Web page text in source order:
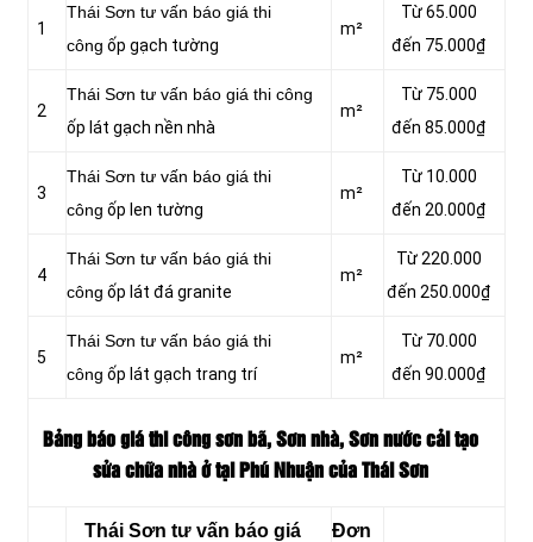
1
Thái Sơn tư vấn báo giá thi
công ốp gạch tường
m²
Từ 65.000
đến 75.000₫
2
Thái Sơn tư vấn báo giá thi công
ốp lát gạch nền nhà
m²
Từ 75.000
đến 85.000₫
3
Thái Sơn tư vấn báo giá thi
công ốp len tường
m²
Từ 10.000
đến 20.000₫
4
Thái Sơn tư vấn báo giá thi
công ốp lát đá granite
m²
Từ 220.000
đến 250.000₫
5
Thái Sơn tư vấn báo giá thi
công ốp lát gạch trang trí
m²
Từ 70.000
đến 90.000₫
Bảng báo giá thi công sơn bã, Sơn nhà, Sơn nước cải tạo
sửa chữa nhà ở tại Phú Nhuận của Thái Sơn
Thái Sơn tư vấn báo giá
Đơn